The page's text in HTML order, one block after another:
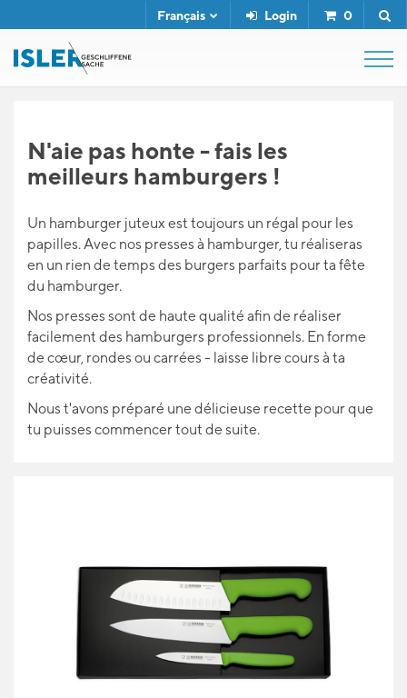
Login 0
Français
FUSIL DE BOUCHER
SERVICE
CONTACT
IDÉES CADEAUX
N'aie pas honte - fais les
meilleurs hamburgers !
Un hamburger juteux est toujours un régal pour les
papilles. Avec nos presses à hamburger, tu réaliseras
en un rien de temps des burgers parfaits pour ta fête
du hamburger.
Nos presses sont de haute qualité afin de réaliser
facilement des hamburgers professionnels. En forme
de cœur, rondes ou carrées - laisse libre cours à ta
créativité.
Nous t'avons préparé une délicieuse recette pour que
tu puisses commencer tout de suite.